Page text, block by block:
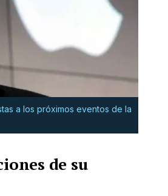
a los próximos eventos de la
de su